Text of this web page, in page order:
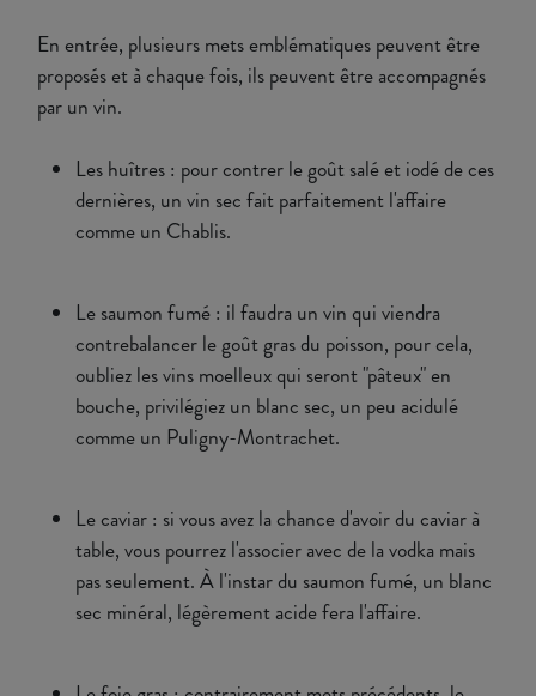
En entrée, plusieurs mets emblématiques peuvent être
proposés et à chaque fois, ils peuvent être accompagnés
par un vin.
Les huîtres : pour contrer le goût salé et iodé de ces
dernières, un vin sec fait parfaitement l'affaire
comme un Chablis.
Le saumon fumé : il faudra un vin qui viendra
contrebalancer le goût gras du poisson, pour cela,
oubliez les vins moelleux qui seront "pâteux" en
bouche, privilégiez un blanc sec, un peu acidulé
comme un Puligny-Montrachet.
Le caviar : si vous avez la chance d'avoir du caviar à
table, vous pourrez l'associer avec de la vodka mais
pas seulement. À l'instar du saumon fumé, un blanc
sec minéral, légèrement acide fera l'affaire.